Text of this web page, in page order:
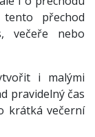
přechod
večeře nebo
i malými
pravidelný čas
krátká večerní